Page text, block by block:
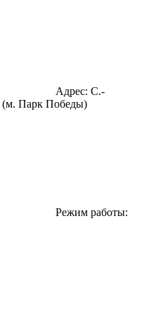
Адрес: С.-
(м. Парк Победы)
Режим работы: